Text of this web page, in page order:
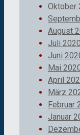
Oktober
August
Juli 2020
Juni
Mai
April
März
Februar
Januar